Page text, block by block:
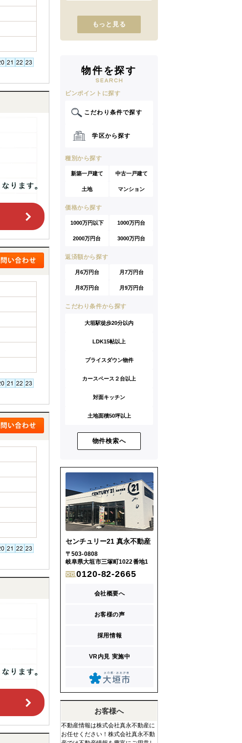
もっと見る
物件を探す
ピンポイントに探す
こだわり条件で探す
学区から探す
種別から探す
新築一戸建て 中古一戸建て
土地 マンション
価格から探す
1000万円以下 1000万円台
2000万円台 3000万円台
返済額から探す
月6万円台 月7万円台
月8万円台 月9万円台
こだわり条件から探す
大垣駅徒歩20分以内
LDK15帖以上
プライスダウン物件
カースペース２台以上
対面キッチン
土地面積50坪以上
物件検索へ
センチュリー21 真永不動産
〒503-0808
岐阜県大垣市三塚町1022番地1
0120-82-2665
会社概要へ
お客様の声
採用情報
VR内見 実施中
お客様へ
不動産情報は株式会社真永不動産に
お任せください！株式会社真永不動